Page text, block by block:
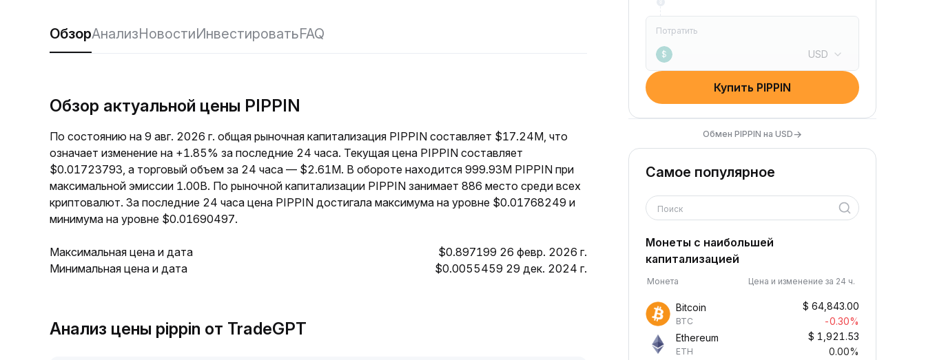
ОбзорАнализНовостиИнвестироватьFAQ
Обзор актуальной цены PIPPIN
По состоянию на 9 авг. 2026 г. общая рыночная капитализация PIPPIN составляет $17.24M, что
означает изменение на +1.85% за последние 24 часа. Текущая цена PIPPIN составляет
$0.01723793, а торговый объем за 24 часа — $2.61M. В обороте находится 999.93M PIPPIN при
максимальной эмиссии 1.00B. По рыночной капитализации PIPPIN занимает 886 место среди всех
криптовалют. За последние 24 часа цена PIPPIN достигала максимума на уровне $0.01768249 и
минимума на уровне $0.01690497.
Максимальная цена и дата
$0.897199 26 февр. 2026 г.
Минимальная цена и дата
$0.0055459 29 дек. 2024 г.
Анализ цены pippin от TradeGPT
Потратить
$ USD
Купить PIPPIN
Обмен PIPPIN на USD→
Самое популярное
Поиск
Монеты с наибольшей
капитализацией
Монета Цена и изменение за 24 ч.
Bitcoin
BTC
$ 64,843.00
-0.30%
Ethereum
ETH
$ 1,921.53
0.00%